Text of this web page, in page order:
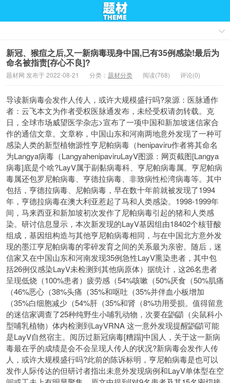
新冠、猴痘之后,又一新病毒现身中国,已有35例感染!最后为
命名被指责[存心不良]?
题材网 发布于 2022-08-21 分类： 题材分类 阅读(768) 评论(0)
导读新病毒会发作人传人，或许大规模盛行吗?泉源：医脉通作
者：云飞本文为作者受权医脉通发布，未经受权请勿转载。克
日，全球市场威望医学杂志>宣布了一项中国和新加坡迷信家合
作的通信文章。文章称，中国山东和河南两地意外发现了一种可
感染人类的新型植物源性亨尼帕病毒（henipaviru作者将其命名
为Langya病毒（LangyahenipaviruLayV图源：网页截图[Langya
病毒]底是个啥?LayV属于副黏病毒科、亨尼帕病毒属。亨尼帕病
毒属还包罗尼帕病毒、亨德拉病毒、非致病性松湾病毒等。其中
包括，亨德拉病毒、尼帕病毒，早在数十年前就被发现了1994
年，亨德拉病毒在澳大利亚惹起了马和人类感染。1998-1999年
间，马来西亚和新加坡初次发作了尼帕病毒引起的猪和人类感
染。研讨信息显示，本次新发现的LayV基因组由18402个核苷酸
组成，基因组构造与其他亨尼帕病毒相同，与在中国北方意外发
现的墨江亨尼帕病毒的零碎发育之间的关系最为亲密。随后，迷
信家又在中国山东和河南发现35例急性LayV熏染患者，其中包
括26例仅感染LayV未检测到其他病原体）据统计，这26名患者
呈现低烧（100%患者）疲劳感（54%咳嗽（50%厌食（50%肌痛
（46%恶心（38%头痛（35%和呕吐（35%并伴血小板增加
（35%白细胞减少（54%肝（35%和肾（8%功用受损。值得留意
的迷信家调查了25种纯野生小哺乳动物，次要在鼩鼱（尖鼠科小
型哺乳植物）体内检测到LayVRNA 这一意外发现提醒鼩鼱可能
是LayV自然宿主。阅历过新冠病毒[糟蹋]中国人，关于这一新病
毒最在乎的成绩是会不会呈现人传人的状况?新病毒会发作人传
人，或许大规模盛行吗?此前的陈诉标明，亨尼帕病毒是也可以
发作人际传达的但研讨者指出未意外发现病例和LayV单体型在空